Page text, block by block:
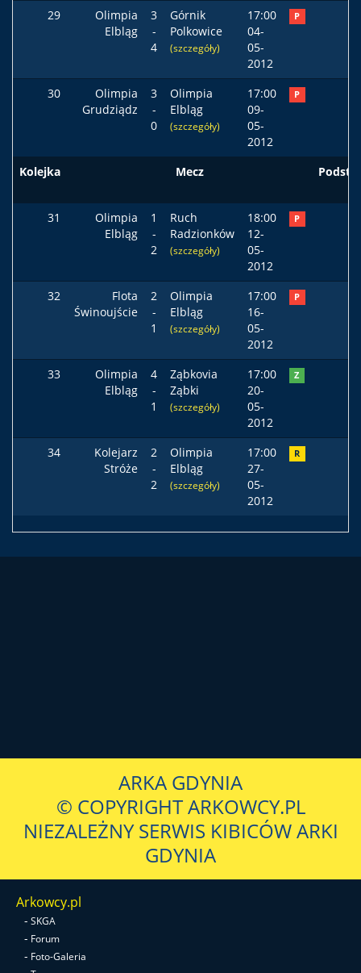
29
Olimpia
Elbląg
3
-
4
Górnik
Polkowice
(szczegóły)
17:00
04-
05-
2012
P
30
Olimpia
Grudziądz
3
-
0
Olimpia
Elbląg
(szczegóły)
17:00
09-
05-
2012
P
Kolejka Mecz Podst
31
Olimpia
Elbląg
1
-
2
Ruch
Radzionków
(szczegóły)
18:00
12-
05-
2012
P
32
Flota
Świnoujście
2
-
1
Olimpia
Elbląg
(szczegóły)
17:00
16-
05-
2012
P
33
Olimpia
Elbląg
4
-
1
Ząbkovia
Ząbki
(szczegóły)
17:00
20-
05-
2012
Z
34
Kolejarz
Stróże
2
-
2
Olimpia
Elbląg
(szczegóły)
17:00
27-
05-
2012
R
ARKA GDYNIA
© COPYRIGHT ARKOWCY.PL
NIEZALEŻNY SERWIS KIBICÓW ARKI
GDYNIA
Arkowcy.pl
- SKGA
- Forum
- Foto-Galeria